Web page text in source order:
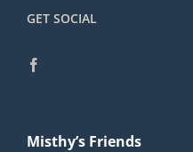
GET SOCIAL
Misthy’s Friends